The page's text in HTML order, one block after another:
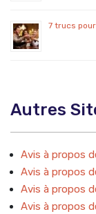
7 trucs
Autres
Avis à propos
Avis à propos
Avis à propos
Avis à propos